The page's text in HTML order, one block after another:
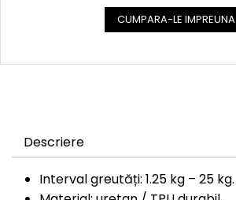
CUMPARA-LE IMPREUNA
Descriere
Interval greutăți: 1.25 kg – 25 kg.